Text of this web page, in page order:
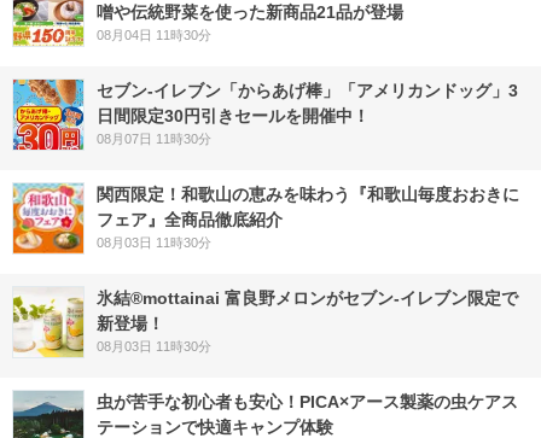
噌や伝統野菜を使った新商品21品が登場
08月04日 11時30分
セブン‐イレブン「からあげ棒」「アメリカンドッグ」3
日間限定30円引きセールを開催中！
08月07日 11時30分
関西限定！和歌山の恵みを味わう『和歌山毎度おおきに
フェア』全商品徹底紹介
08月03日 11時30分
氷結®mottainai 富良野メロンがセブン‐イレブン限定で
新登場！
08月03日 11時30分
虫が苦手な初心者も安心！PICA×アース製薬の虫ケアス
テーションで快適キャンプ体験